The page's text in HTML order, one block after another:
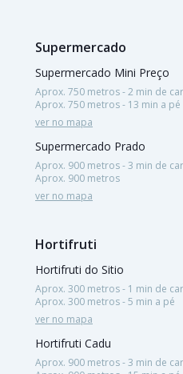
Supermercado
Supermercado Mini Preço
Aprox. 750 metros - 2 min de
Aprox. 750 metros - 13 min a pé
ver no mapa
Supermercado Prado
Aprox. 900 metros - 3 min de
Aprox. 900 metros
ver no mapa
Hortifruti
Hortifruti do Sitio
Aprox. 300 metros - 1 min de
Aprox. 300 metros - 5 min a pé
ver no mapa
Hortifruti Cadu
Aprox. 900 metros - 3 min de